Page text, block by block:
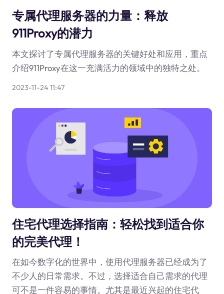
专属代理服务器的力量：释放
911Proxy的潜力
本文探讨了专属代理服务器的关键好处和应用，重点
介绍911Proxy在这一充满活力的领域中的独特之处。
2023-11-24 11:47
住宅代理选择指南：轻松找到适合你
的完美代理！
在如今数字化的世界中，使用代理服务器已经成为了
不少人的日常需求。不过，选择适合自己需求的代理
可不是一件容易的事情。尤其是最近兴起的住宅代